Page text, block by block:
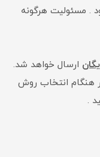
. مسئولیت هرگونه
ارسال خواهد شد.
هنگام انتخاب روش
.